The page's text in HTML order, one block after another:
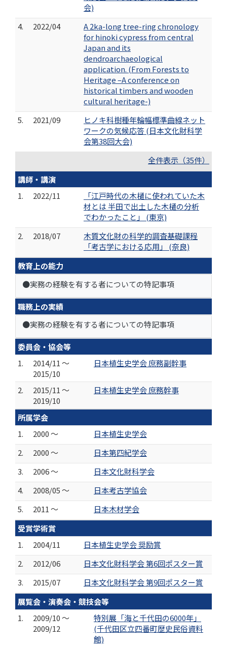
会)
4.
2022/04
A 2ka-long tree-ring chronology
for hinoki cypress from central
Japan and its
dendroarchaeological
application. (From Forests to
Heritage –A conference on
historical timbers and wooden
cultural heritage-)
5.
2021/09
ヒノキ科樹種年輪幅標準曲線ネット
ワークの気候応答 (日本文化財科学
会第38回大会)
全件表示（35件）
講師・講演
1.
2022/11
「江戸時代の木樋に使われていた木
材とは 半田で出土した木樋の分析
でわかったこと」 (東京)
2.
2018/07
木質文化財の科学的調査基礎課程
「考古学における応用」 (奈良)
教育上の能力
●実務の経験を有する者についての特記事項
職務上の実績
●実務の経験を有する者についての特記事項
委員会・協会等
1.
2014/11 ～
2015/10
日本植生史学会 庶務副幹事
2.
2015/11 ～
2019/10
日本植生史学会 庶務幹事
所属学会
1.
2000 ～
日本植生史学会
2.
2000 ～
日本第四紀学会
3.
2006 ～
日本文化財科学会
4.
2008/05 ～
日本考古学協会
5.
2011 ～
日本木材学会
受賞学術賞
1.
2004/11
日本植生史学会 奨励賞
2.
2012/06
日本文化財科学会 第6回ポスター賞
3.
2015/07
日本文化財科学会 第9回ポスター賞
展覧会・演奏会・競技会等
1.
2009/10 ～
2009/12
特別展「海と千代田の6000年」
(千代田区立四番町歴史民俗資料
館)